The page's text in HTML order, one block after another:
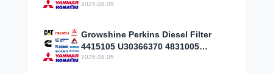
Adjustment Discount
2025.08.05
Growshine Perkins Diesel Filter
4415105 U30366370 4831005
Aerospace Discount
2025.08.05